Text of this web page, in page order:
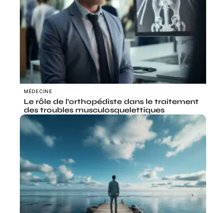
MÉDECINE
Le rôle de l’orthopédiste dans le traitement
des troubles musculosquelettiques